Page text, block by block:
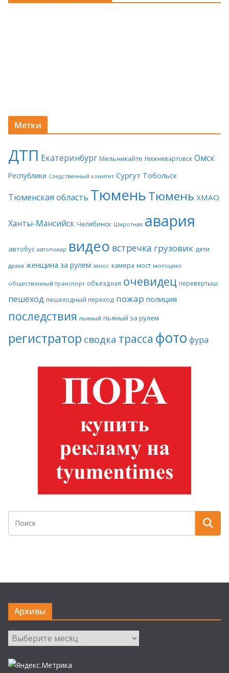
Метки
ДТП Екатеринбург Мельникайте Нижневартовск Омск
Республики Следственный комитет Сургут Тобольск
Тюменская область ТюменьТюмень ХМАО
Ханты-Мансийск Челябинск Широтная авария
автобус автопожар видео встречка грузовик дети
драка женщина за рулем занос камера мост мотоцикл
общественный транспорт объездная очевидец перевертыш
пешеход пешеходный переход пожар полиция
последствия пьяный пьяный за рулем
регистратор сводка трасса фото фура
Архивы
Архивы